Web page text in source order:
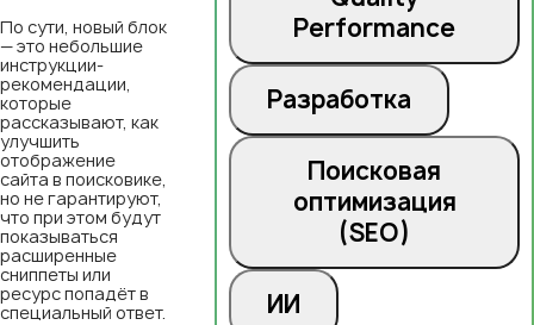
Performance
Разработка
Поисковая
оптимизация
(SEO)
ИИ
По сути, новый блок
— это небольшие
инструкции-
рекомендации,
которые
рассказывают, как
улучшить
отображение
сайта в поисковике,
но не гарантируют,
что при этом будут
показываться
расширенные
сниппеты или
ресурс попадёт в
специальный ответ.